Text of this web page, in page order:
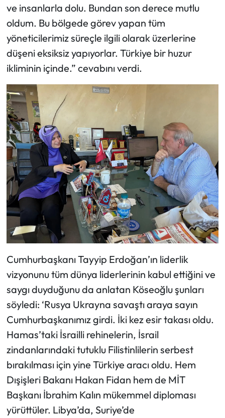
ve insanlarla dolu. Bundan son derece mutlu
oldum. Bu bölgede görev yapan tüm
yöneticilerimiz süreçle ilgili olarak üzerlerine
düşeni eksiksiz yapıyorlar. Türkiye bir huzur
ikliminin içinde.” cevabını verdi.
Cumhurbaşkanı Tayyip Erdoğan’ın liderlik
vizyonunu tüm dünya liderlerinin kabul ettiğini ve
saygı duyduğunu da anlatan Köseoğlu şunları
söyledi: ‘Rusya Ukrayna savaştı araya sayın
Cumhurbaşkanımız girdi. İki kez esir takası oldu.
Hamas’taki İsrailli rehinelerin, İsrail
zindanlarındaki tutuklu Filistinlilerin serbest
bırakılması için yine Türkiye aracı oldu. Hem
Dışişleri Bakanı Hakan Fidan hem de MİT
Başkanı İbrahim Kalın mükemmel diploması
yürüttüler. Libya’da, Suriye’de